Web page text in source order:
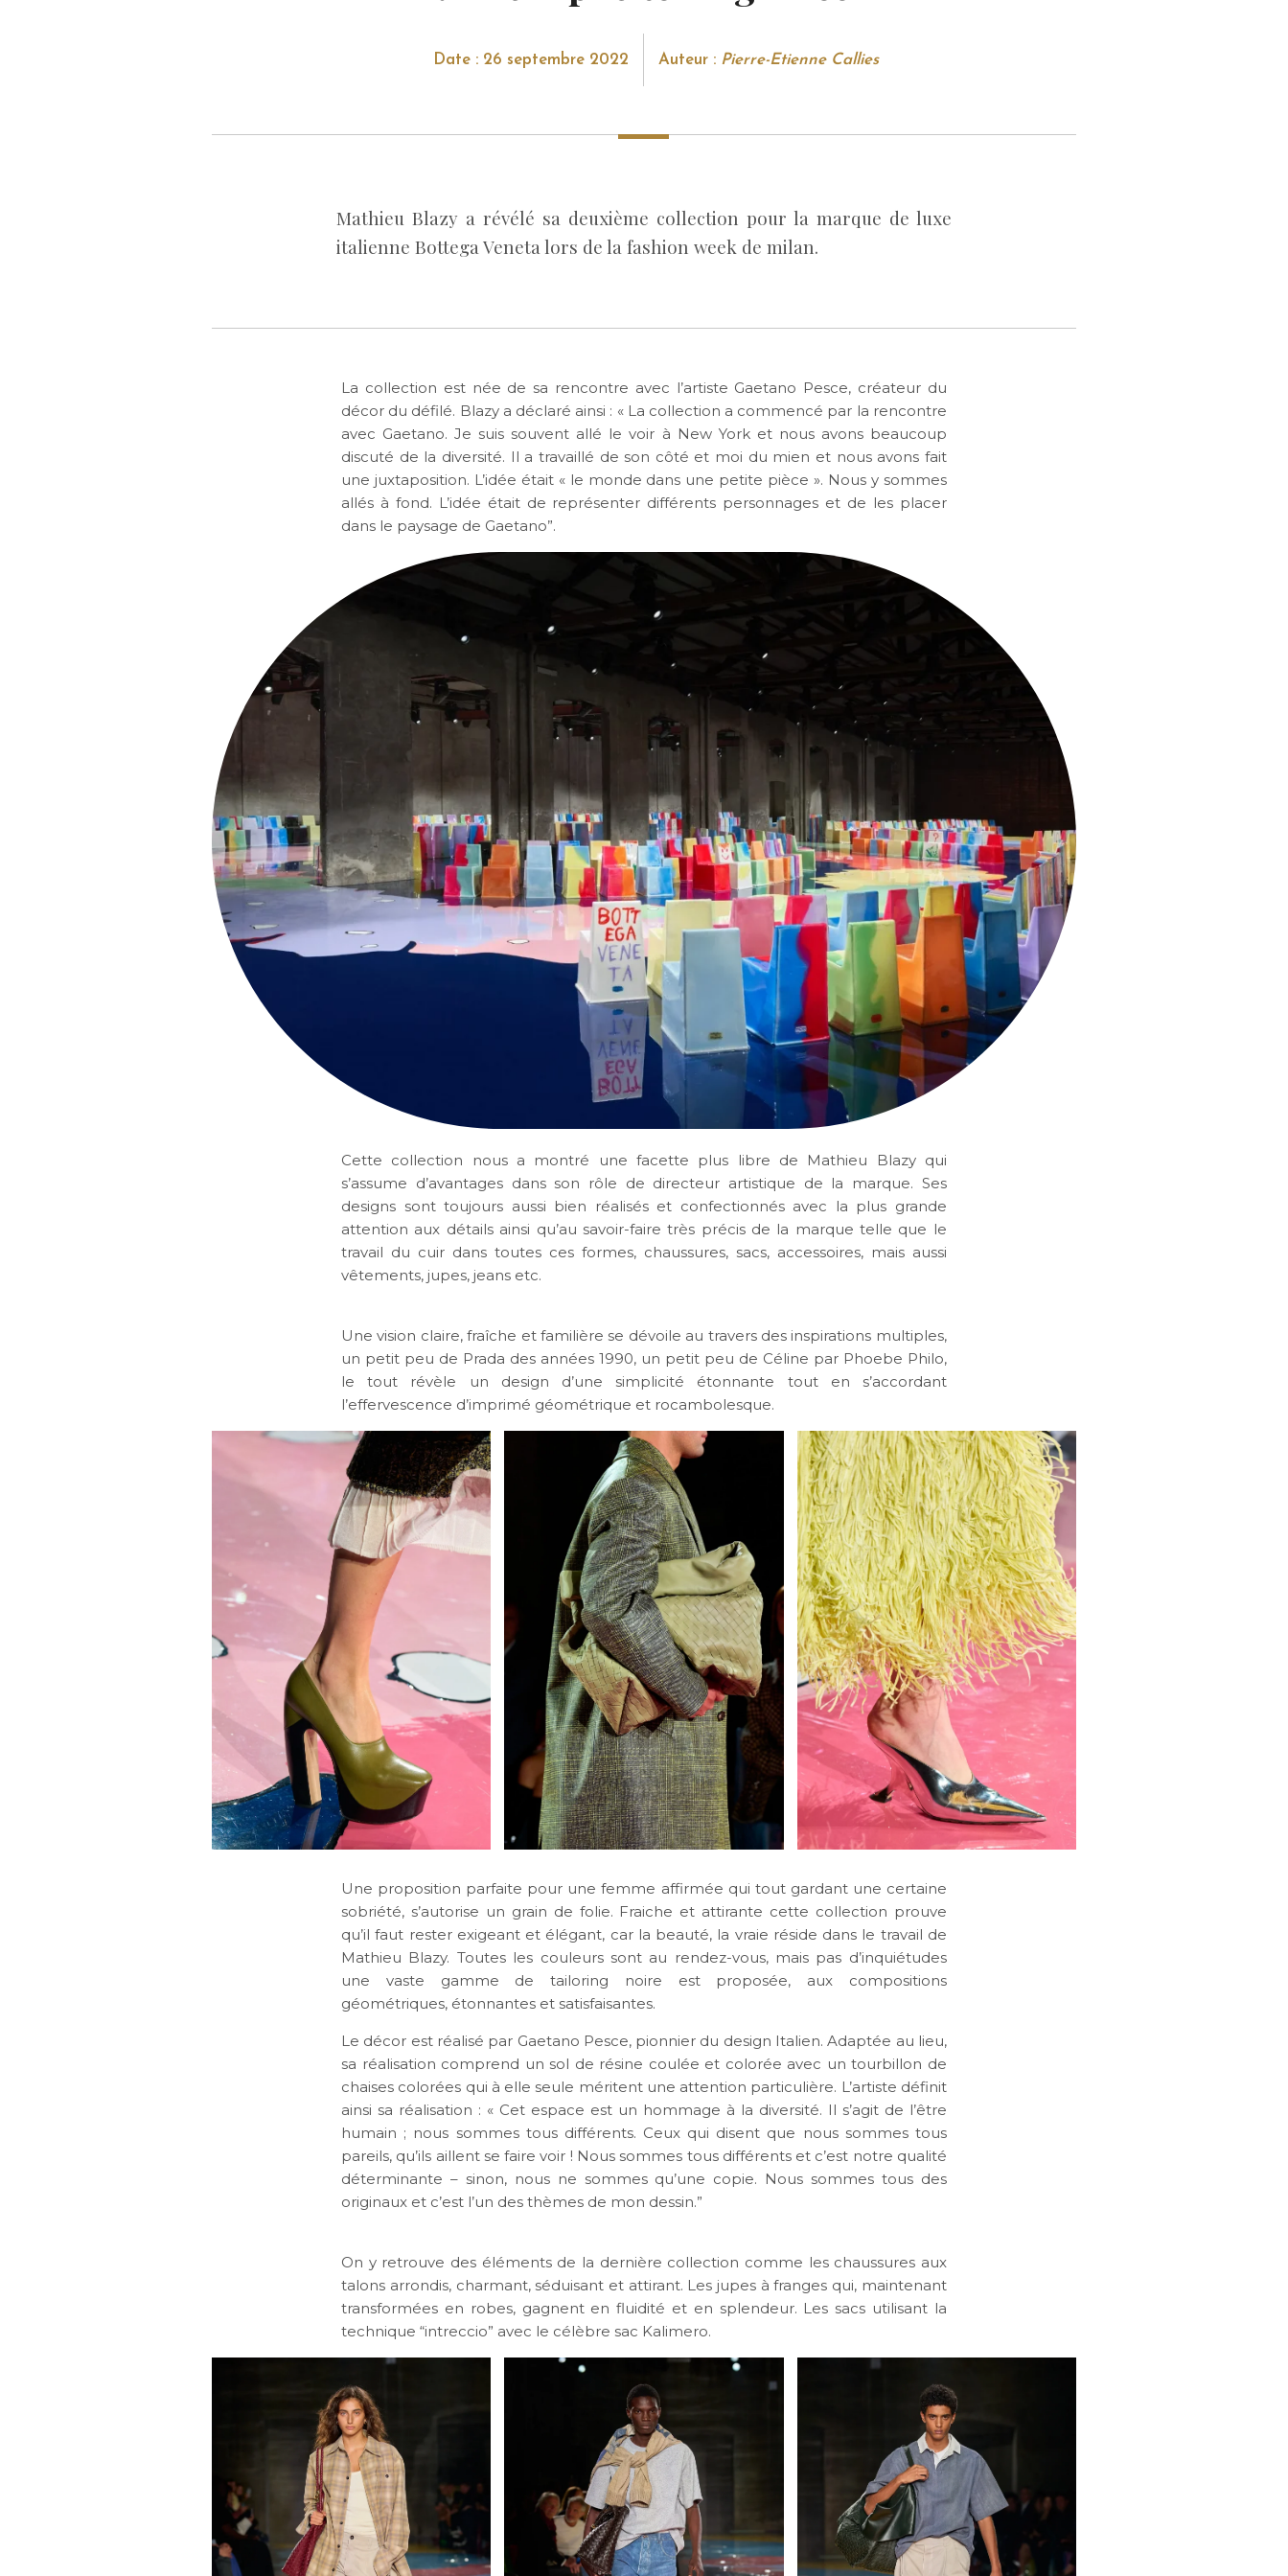
Date : 26 septembre 2022 Auteur : Pierre-Etienne Callies
Mathieu Blazy a révélé sa deuxième collection pour la marque de luxe
italienne Bottega Veneta lors de la fashion week de milan.
La collection est née de sa rencontre avec l’artiste Gaetano Pesce, créateur du
décor du défilé. Blazy a déclaré ainsi : « La collection a commencé par la rencontre
avec Gaetano. Je suis souvent allé le voir à New York et nous avons beaucoup
discuté de la diversité. Il a travaillé de son côté et moi du mien et nous avons fait
une juxtaposition. L’idée était « le monde dans une petite pièce ». Nous y sommes
allés à fond. L’idée était de représenter différents personnages et de les placer
dans le paysage de Gaetano”.
Cette collection nous a montré une facette plus libre de Mathieu Blazy qui
s’assume d’avantages dans son rôle de directeur artistique de la marque. Ses
designs sont toujours aussi bien réalisés et confectionnés avec la plus grande
attention aux détails ainsi qu’au savoir-faire très précis de la marque telle que le
travail du cuir dans toutes ces formes, chaussures, sacs, accessoires, mais aussi
vêtements, jupes, jeans etc.
Une vision claire, fraîche et familière se dévoile au travers des inspirations multiples,
un petit peu de Prada des années 1990, un petit peu de Céline par Phoebe Philo,
le tout révèle un design d’une simplicité étonnante tout en s’accordant
l’effervescence d’imprimé géométrique et rocambolesque.
Une proposition parfaite pour une femme affirmée qui tout gardant une certaine
sobriété, s’autorise un grain de folie. Fraiche et attirante cette collection prouve
qu’il faut rester exigeant et élégant, car la beauté, la vraie réside dans le travail de
Mathieu Blazy. Toutes les couleurs sont au rendez-vous, mais pas d’inquiétudes
une vaste gamme de tailoring noire est proposée, aux compositions
géométriques, étonnantes et satisfaisantes.
Le décor est réalisé par Gaetano Pesce, pionnier du design Italien. Adaptée au lieu,
sa réalisation comprend un sol de résine coulée et colorée avec un tourbillon de
chaises colorées qui à elle seule méritent une attention particulière. L’artiste définit
ainsi sa réalisation : « Cet espace est un hommage à la diversité. Il s’agit de l’être
humain ; nous sommes tous différents. Ceux qui disent que nous sommes tous
pareils, qu’ils aillent se faire voir ! Nous sommes tous différents et c’est notre qualité
déterminante – sinon, nous ne sommes qu’une copie. Nous sommes tous des
originaux et c’est l’un des thèmes de mon dessin.”
On y retrouve des éléments de la dernière collection comme les chaussures aux
talons arrondis, charmant, séduisant et attirant. Les jupes à franges qui, maintenant
transformées en robes, gagnent en fluidité et en splendeur. Les sacs utilisant la
technique “intreccio” avec le célèbre sac Kalimero.